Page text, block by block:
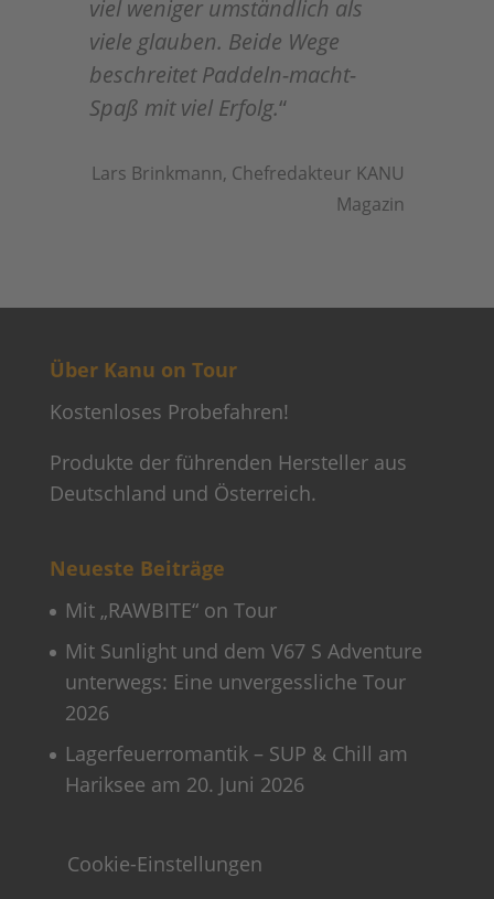
viel weniger umständlich als
viele glauben. Beide Wege
beschreitet Paddeln-macht-
Spaß mit viel Erfolg.“
Lars Brinkmann, Chefredakteur KANU
Magazin
Über Kanu on Tour
Kostenloses Probefahren!
Produkte der führenden Hersteller aus
Deutschland und Österreich.
Neueste Beiträge
Mit „RAWBITE“ on Tour
Mit Sunlight und dem V67 S Adventure
unterwegs: Eine unvergessliche Tour
2026
Lagerfeuerromantik – SUP & Chill am
Hariksee am 20. Juni 2026
Cookie-Einstellungen